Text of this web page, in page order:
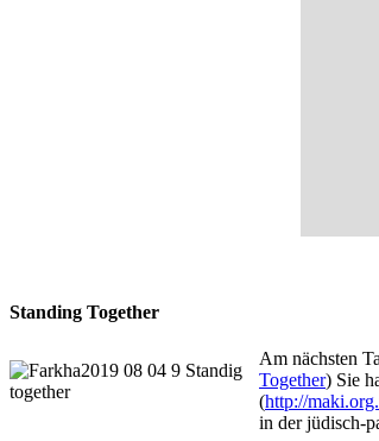
Standing Together
Am nächsten
Together) Sie
(http://
in der jüdisch-